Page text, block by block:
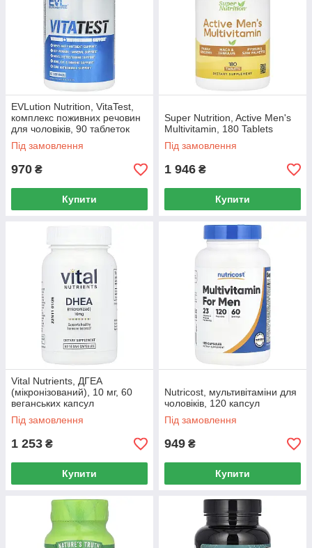
EVLution Nutrition, VitaTest,
комплекс поживних речовин
для чоловіків, 90 таблеток
Під замовлення
970 ₴
Купити
Super Nutrition, Active Men's
Multivitamin, 180 Tablets
Під замовлення
1 946 ₴
Купити
Vital Nutrients, ДГЕА
(мікронізований), 10 мг, 60
веганських капсул
Під замовлення
1 253 ₴
Купити
Nutricost, мультивітаміни для
чоловіків, 120 капсул
Під замовлення
949 ₴
Купити